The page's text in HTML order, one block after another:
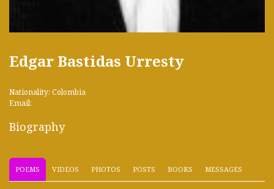
Edgar Bastidas Urresty
Nationality: Colombia
Email:
Biography
POEMS VIDEOS PHOTOS POSTS BOOKS MESSAGES